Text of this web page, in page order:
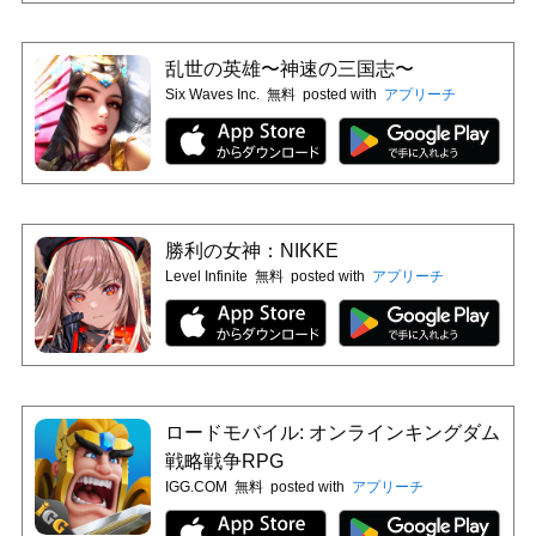
乱世の英雄〜神速の三国志〜
Six Waves Inc. 無料 posted with アプリーチ
勝利の女神：NIKKE
Level Infinite 無料 posted with アプリーチ
ロードモバイル: オンラインキングダム
戦略戦争RPG
IGG.COM 無料 posted with アプリーチ